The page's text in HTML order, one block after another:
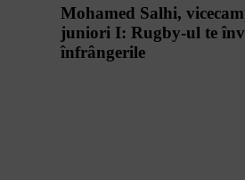
Mohamed Salhi,
juniori I: Rugby-ul te
înfrângerile